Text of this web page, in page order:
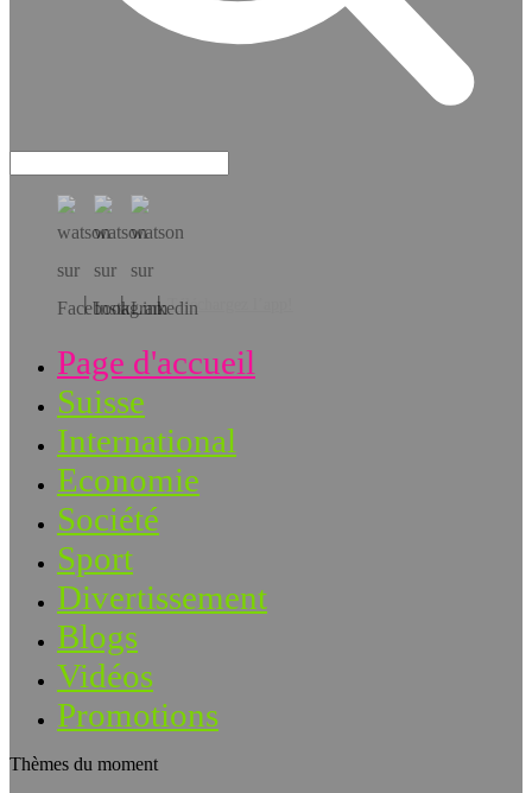
Téléchargez l’app!
Page d'accueil
Suisse
International
Economie
Société
Sport
Divertissement
Blogs
Vidéos
Promotions
Thèmes du moment